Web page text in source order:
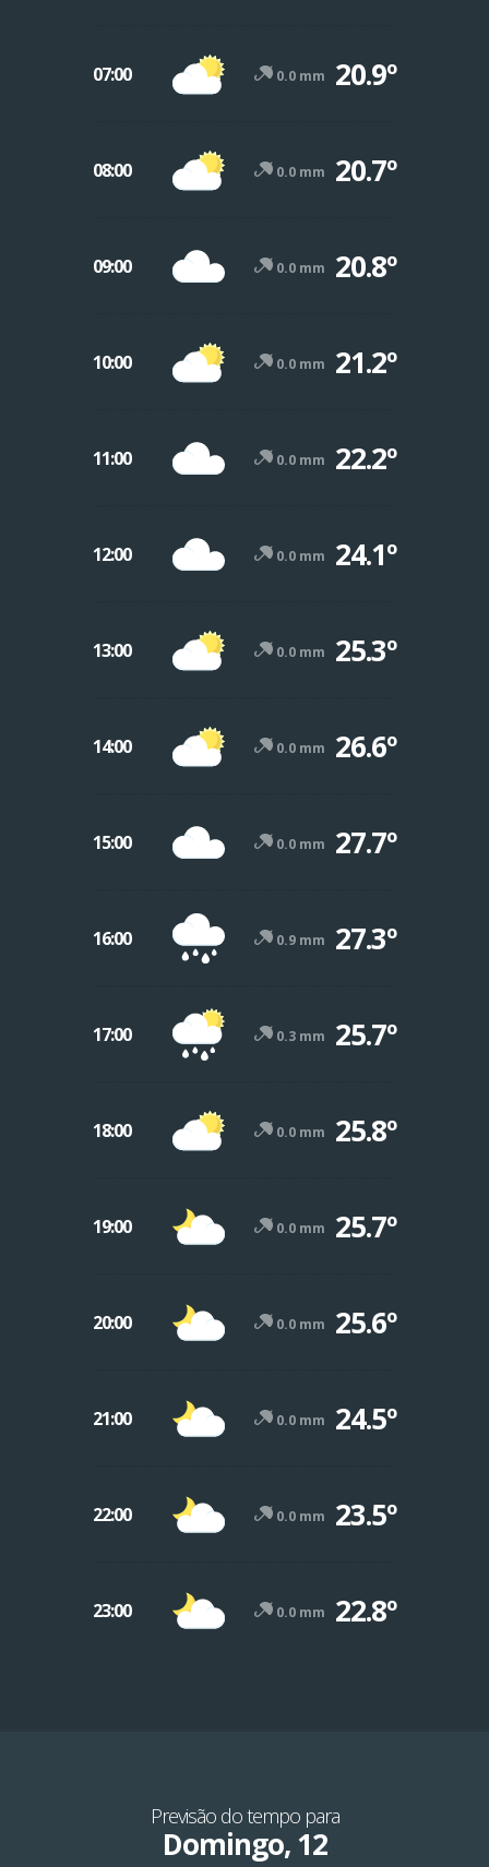
07:00 0.0 mm 20.9º
08:00 0.0 mm 20.7º
09:00 0.0 mm 20.8º
10:00 0.0 mm 21.2º
11:00 0.0 mm 22.2º
12:00 0.0 mm 24.1º
13:00 0.0 mm 25.3º
14:00 0.0 mm 26.6º
15:00 0.0 mm 27.7º
16:00 0.9 mm 27.3º
17:00 0.3 mm 25.7º
18:00 0.0 mm 25.8º
19:00 0.0 mm 25.7º
20:00 0.0 mm 25.6º
21:00 0.0 mm 24.5º
22:00 0.0 mm 23.5º
23:00 0.0 mm 22.8º
Previsão do tempo para
Domingo, 12